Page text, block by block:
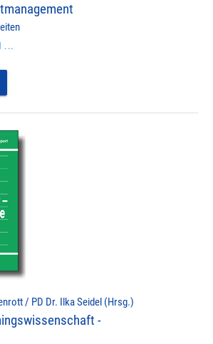
...
/ PD Dr. Ilka Seidel (Hrsg.)
-